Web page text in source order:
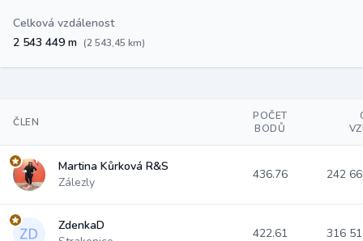
Celková vzdálenost
2 543 449 m (2 543,45 km)
ČLEN
POČET
BODŮ
Martina Kůrková R&S
Zálezly
436.76 242
ZdenkaD
422.61 316